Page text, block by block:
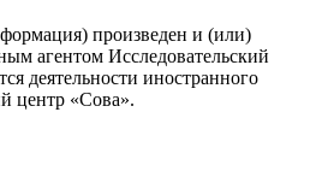
произведен и (или)
агентом Исследовательский
деятельности иностранного
центр «Сова».